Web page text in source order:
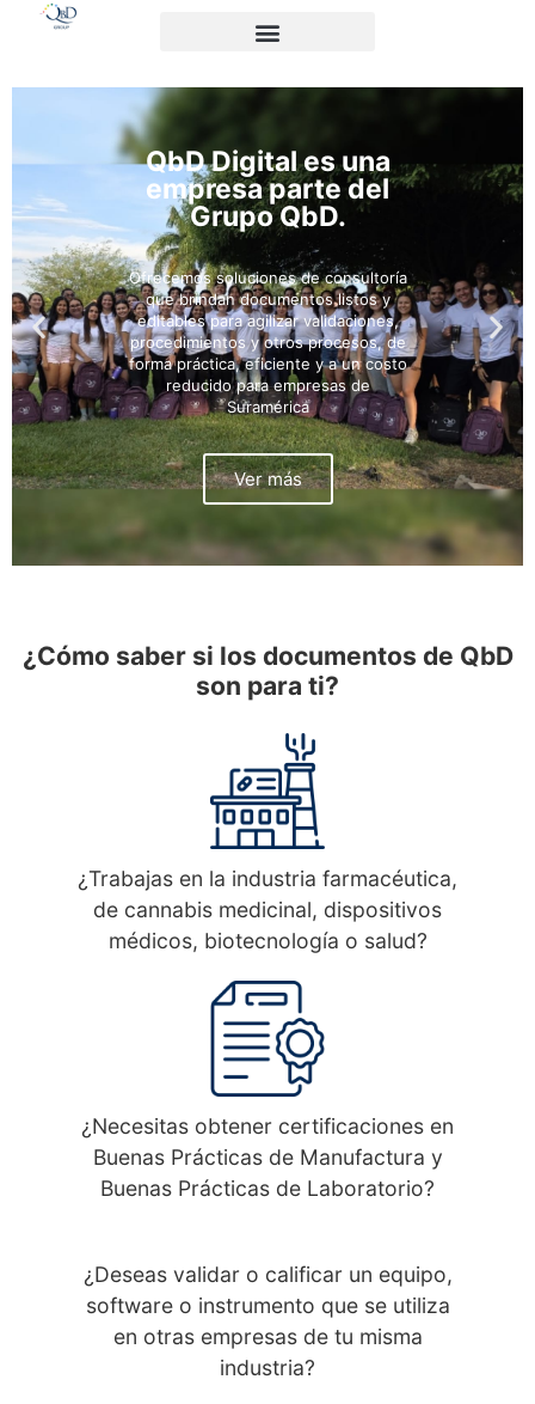
QbD Digital es una
empresa parte del
Grupo QbD.
Ofrecemos soluciones de consultoría
que brindan documentos listos y
editables para agilizar validaciones,
procedimientos y otros procesos, de
forma práctica, eficiente y a un costo
reducido para empresas de
Suramérica
Ver más
¿Cómo saber si los documentos de QbD
son para ti?
¿Trabajas en la industria farmacéutica,
de cannabis medicinal, dispositivos
médicos, biotecnología o salud?
¿Necesitas obtener certificaciones en
Buenas Prácticas de Manufactura y
Buenas Prácticas de Laboratorio?
¿Deseas validar o calificar un equipo,
software o instrumento que se utiliza
en otras empresas de tu misma
industria?